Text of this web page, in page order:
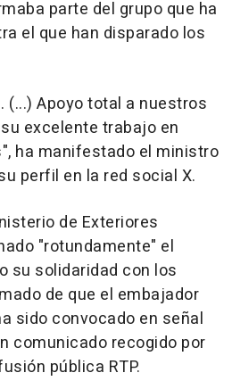
parte del grupo que ha
el que han disparado los
(...) Apoyo total a nuestros
excelente trabajo en
ha manifestado el ministro
perfil en la red social X.
de Exteriores
"rotundamente" el
su solidaridad con los
de que el embajador
sido convocado en señal
comunicado recogido por
pública RTP.